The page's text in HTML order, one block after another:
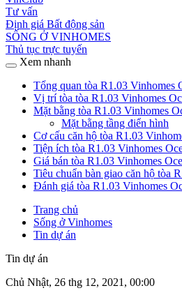
Tư vấn
Định giá Bất động sản
SỐNG Ở VINHOMES
Thủ tục trực tuyến
Xem nhanh
Tổng quan tòa R1.03 Vinhomes
Vị trí tòa tòa R1.03 Vinhomes
Mặt bằng tòa R1.03 Vinhomes
Mặt bằng tầng điển hình
Cơ cấu căn hộ tòa R1.03
Tiện ích tòa R1.03 Vinhomes
Giá bán tòa R1.03 Vinhomes
Tiêu chuẩn bàn giao căn hộ tòa
Đánh giá tòa R1.03 Vinhomes
Trang chủ
Sống ở Vinhomes
Tin dự án
Tin dự án
Chủ Nhật, 26 thg 12, 2021, 00:00